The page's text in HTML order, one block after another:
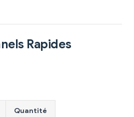
Rapides
Quantité